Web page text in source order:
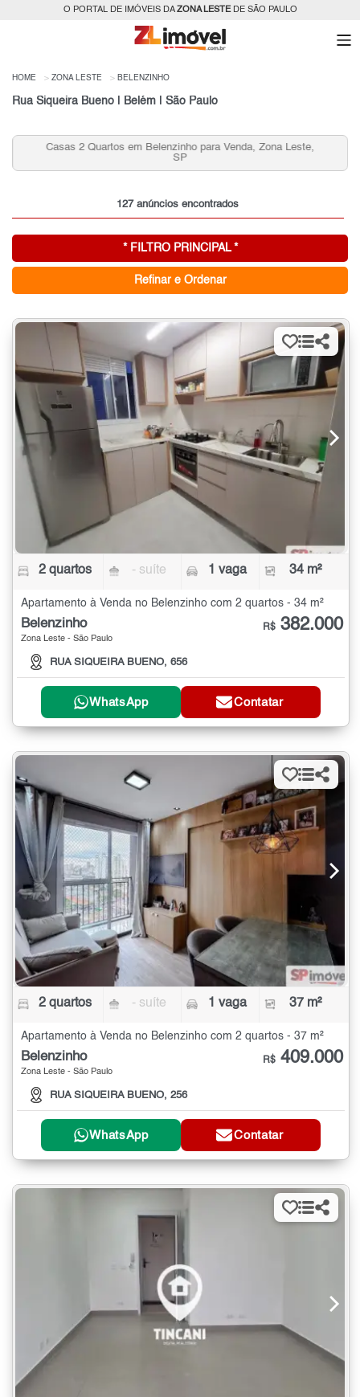
O PORTAL DE IMÓVEIS DAZONA LESTEDE SÃO PAULO
HOME ZONA LESTE BELENZINHO
Rua Siqueira Bueno | Belém | São Paulo
Casas 2 Quartos em Belenzinho para Venda, Zona Leste,
SP
127 anúncios encontrados
* FILTRO PRINCIPAL *
Refinar e Ordenar
2 quartos - suíte 1 vaga 34 m²
Apartamento à Venda no Belenzinho com 2 quartos - 34 m²
Belenzinho
Zona Leste - São Paulo
RUA SIQUEIRA BUENO, 656
R$ 382.000
WhatsApp Contatar
2 quartos - suíte 1 vaga 37 m²
Apartamento à Venda no Belenzinho com 2 quartos - 37 m²
Belenzinho
Zona Leste - São Paulo
RUA SIQUEIRA BUENO, 256
R$ 409.000
WhatsApp Contatar